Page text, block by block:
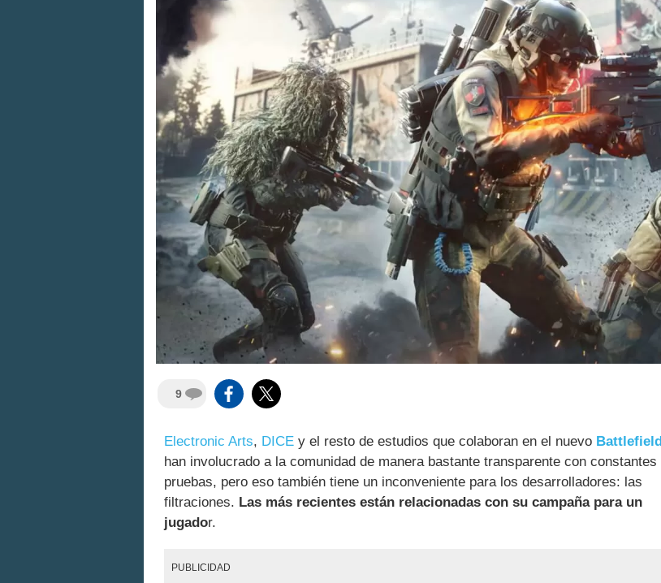
9
Electronic Arts, DICE y el resto de estudios que colaboran en el nuevo Battlefield
han involucrado a la comunidad de manera bastante transparente con constantes
pruebas, pero eso también tiene un inconveniente para los desarrolladores: las
filtraciones. Las más recientes están relacionadas con su campaña para un
jugador.
PUBLICIDAD